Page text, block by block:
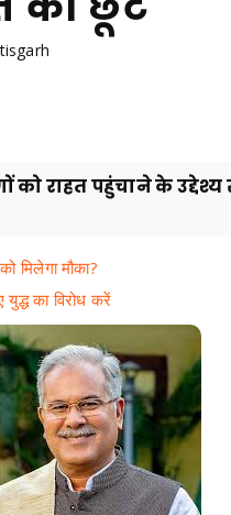
को राहत पहुंचाने के
मौका?
का विरोध करें